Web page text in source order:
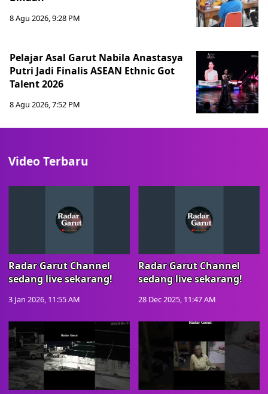
8 Agu 2026, 9:28 PM
Pelajar Asal Garut Nabila Anastasya
Putri Jadi Finalis ASEAN Ethnic Got
Talent 2026
8 Agu 2026, 7:52 PM
Video Terbaru
Radar Garut Channel
sedang live sekarang!
3 Jan 2026, 11:55 AM
Radar Garut Channel
sedang live sekarang!
28 Dec 2025, 11:47 AM